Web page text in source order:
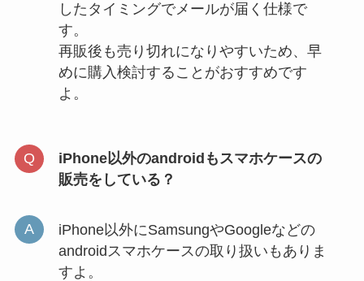
したタイミングでメールが届く仕様で
す。
再販後も売り切れになりやすいため、早
めに購入検討することがおすすめです
よ。
iPhone以外のandroidもスマホケースの
販売をしている？
iPhone以外にSamsungやGoogleなどの
androidスマホケースの取り扱いもありま
すよ。